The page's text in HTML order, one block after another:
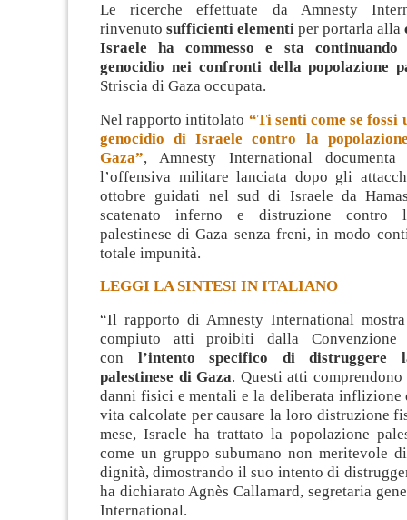
Le ricerche effettuate da Amnesty
rinvenuto sufficienti elementi per portarla alla
Israele ha commesso e sta continuando
genocidio nei confronti della popolazione
Striscia di Gaza occupata.
Nel rapporto intitolato “Ti senti come se fossi
genocidio di Israele contro la
Gaza”, Amnesty International documenta
l’offensiva militare lanciata dopo gli
ottobre guidati nel sud di Israele da
scatenato inferno e distruzione contro
palestinese di Gaza senza freni, in modo
totale impunità.
LEGGI LA SINTESI IN ITALIANO
“Il rapporto di Amnesty International
compiuto atti proibiti dalla Convenzione
con l’intento specifico di distruggere
palestinese di Gaza. Questi atti
danni fisici e mentali e la deliberata
vita calcolate per causare la loro distruzione
mese, Israele ha trattato la popolazione
come un gruppo subumano non meritevole
dignità, dimostrando il suo intento di
ha dichiarato Agnès Callamard, segretaria
International.